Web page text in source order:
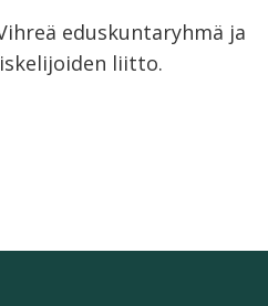
eduskuntaryhmä ja
liitto.